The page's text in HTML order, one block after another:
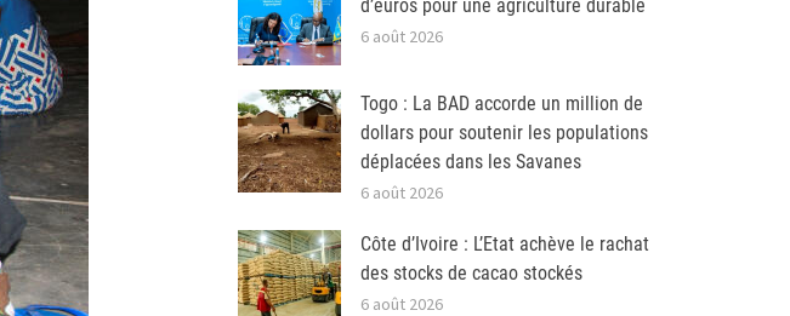
d’euros pour une agriculture durable
6 août 2026
Togo : La BAD accorde un million de
dollars pour soutenir les populations
déplacées dans les Savanes
6 août 2026
Côte d’Ivoire : L’Etat achève le rachat
des stocks de cacao stockés
6 août 2026